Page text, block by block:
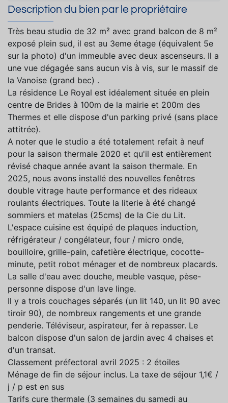
Description du bien par le propriétaire
Très beau studio de 32 m² avec grand balcon de 8 m²
exposé plein sud, il est au 3eme étage (équivalent 5e
sur la photo) d'un immeuble avec deux ascenseurs. Il a
une vue dégagée sans aucun vis à vis, sur le massif de
la Vanoise (grand bec) .
La résidence Le Royal est idéalement située en plein
centre de Brides à 100m de la mairie et 200m des
Thermes et elle dispose d'un parking privé (sans place
attitrée).
A noter que le studio a été totalement refait à neuf
pour la saison thermale 2020 et qu'il est entièrement
révisé chaque année avant la saison thermale. En
2025, nous avons installé des nouvelles fenêtres
double vitrage haute performance et des rideaux
roulants électriques. Toute la literie à été changé
sommiers et matelas (25cms) de la Cie du Lit.
L'espace cuisine est équipé de plaques induction,
réfrigérateur / congélateur, four / micro onde,
bouilloire, grille-pain, cafetière électrique, cocotte-
minute, petit robot ménager et de nombreux placards.
La salle d'eau avec douche, meuble vasque, pèse-
personne dispose d'un lave linge.
Il y a trois couchages séparés (un lit 140, un lit 90 avec
tiroir 90), de nombreux rangements et une grande
penderie. Téléviseur, aspirateur, fer à repasser. Le
balcon dispose d'un salon de jardin avec 4 chaises et
d'un transat.
Classement préfectoral avril 2025 : 2 étoiles
Ménage de fin de séjour inclus. La taxe de séjour 1,1€ /
j / p est en sus
Tarifs cure thermale (3 semaines du samedi au